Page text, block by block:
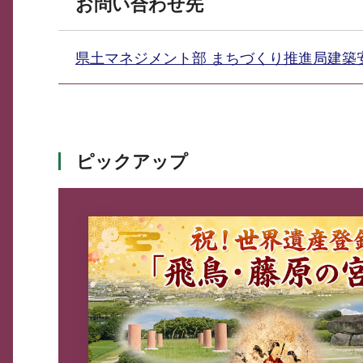
お問い合わせ先
県土マネジメント部 まちづくり推進局建
ピックアップ